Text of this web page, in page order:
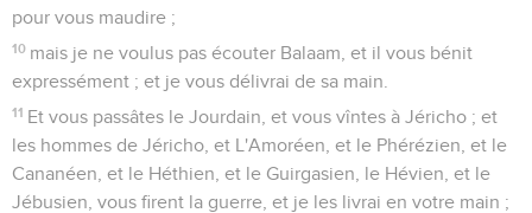
pour vous maudire ;
10 mais je ne voulus pas écouter Balaam, et il vous bénit
expressément ; et je vous délivrai de sa main.
11 Et vous passâtes le Jourdain, et vous vîntes à Jéricho ; et
les hommes de Jéricho, et L'Amoréen, et le Phérézien, et le
Cananéen, et le Héthien, et le Guirgasien, le Hévien, et le
Jébusien, vous firent la guerre, et je les livrai en votre main ;